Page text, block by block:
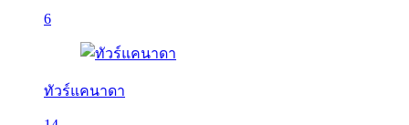
6
ทัวร์แคนาดา